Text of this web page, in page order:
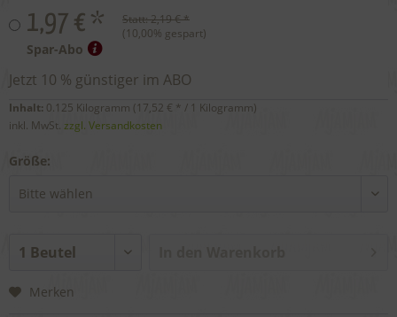
1,97 € * Statt:2,19 € *
(10,00% gespart)
Spar-Abo
Jetzt 10 % günstiger im ABO
Inhalt: 0.125 Kilogramm (17,52 € * / 1 Kilogramm)
inkl. MwSt. zzgl. Versandkosten
Größe:
Merken